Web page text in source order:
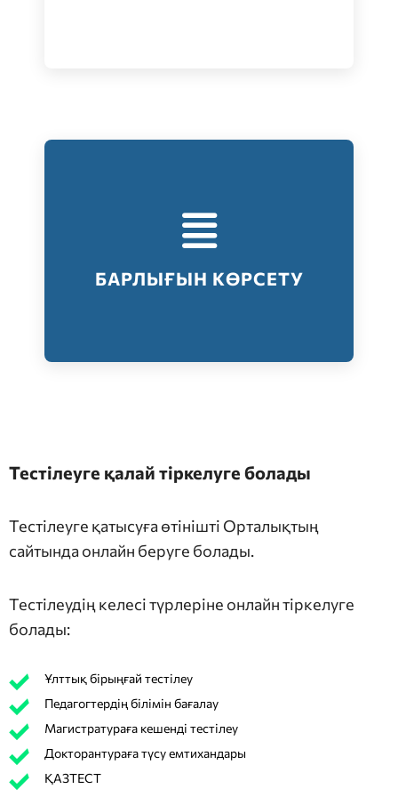
БАРЛЫҒЫН КӨРСЕТУ
Тестілеудің барлық түрлері
Барлығын көрсету
Тестілеуге қалай тіркелуге болады
Тестілеуге қатысуға өтінішті Орталықтың
сайтында онлайн беруге болады.
Тестілеудің келесі түрлеріне онлайн тіркелуге
болады:
Ұлттық бірыңғай тестілеу
Педагогтердің білімін бағалау
Магистратураға кешенді тестілеу
Докторантураға түсу емтихандары
ҚАЗТЕСТ